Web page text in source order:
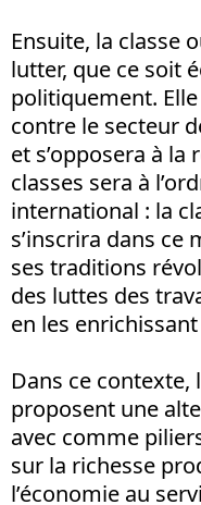
Ensuite, la classe
lutter, que ce soit
politiquement.
contre le secteur
et s’opposera à
classes sera à
international : la
s’inscrira dans
ses traditions
des luttes des
en les
Dans ce contexte,
proposent une
avec comme
sur la richesse
l’économie au